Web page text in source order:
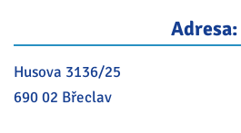
Adresa:
Husova 3136/25
690 02 Břeclav